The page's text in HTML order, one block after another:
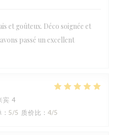
et goûteux. Déco soignée et
passé un excellent
宾 4
: 5/5 质价比 : 4/5